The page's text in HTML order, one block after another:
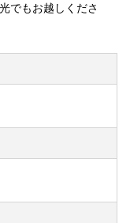
でもお越しくださ